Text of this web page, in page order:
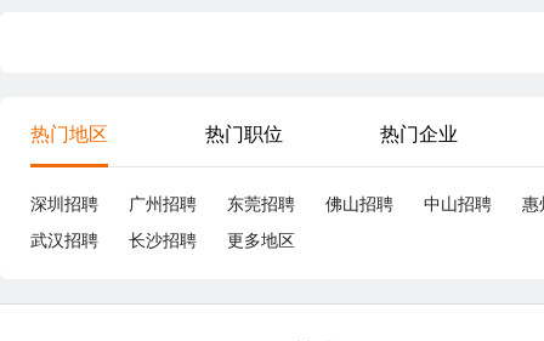
热门地区 热门职位 热门企业
深圳招聘 广州招聘 东莞招聘 佛山招聘 中山招聘
惠
武汉招聘
长沙招聘 更多地区